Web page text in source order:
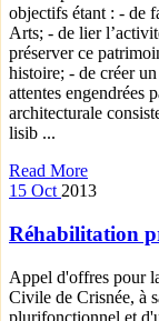
objectifs étant : - de
Arts; - de lier
préserver ce
histoire; - de créer
attentes engendrées
architecturale
lisib ...
Read More
15 Oct 2013
Réhabilitation
Appel d'offres pour
Civile de Crisnée, à
plurifonctionnel et